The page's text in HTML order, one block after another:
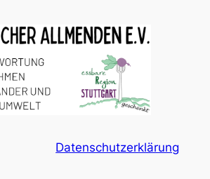
Datenschutzerklärung